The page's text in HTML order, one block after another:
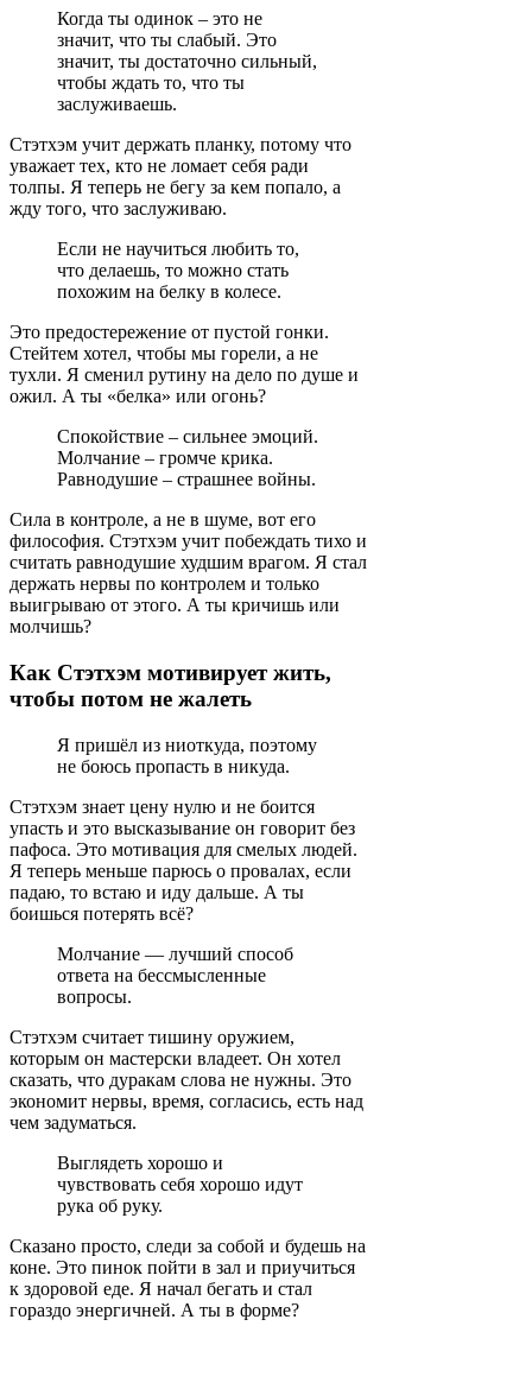
Когда ты одинок – это не
значит, что ты слабый. Это
значит, ты достаточно сильный,
чтобы ждать то, что ты
заслуживаешь.
Стэтхэм учит держать планку, потому что
уважает тех, кто не ломает себя ради
толпы. Я теперь не бегу за кем попало, а
жду того, что заслуживаю.
Если не научиться любить то,
что делаешь, то можно стать
похожим на белку в колесе.
Это предостережение от пустой гонки.
Стейтем хотел, чтобы мы горели, а не
тухли. Я сменил рутину на дело по душе и
ожил. А ты «белка» или огонь?
Спокойствие – сильнее эмоций.
Молчание – громче крика.
Равнодушие – страшнее войны.
Сила в контроле, а не в шуме, вот его
философия. Стэтхэм учит побеждать тихо и
считать равнодушие худшим врагом. Я стал
держать нервы по контролем и только
выигрываю от этого. А ты кричишь или
молчишь?
Как Стэтхэм мотивирует жить,
чтобы потом не жалеть
Я пришёл из ниоткуда, поэтому
не боюсь пропасть в никуда.
Стэтхэм знает цену нулю и не боится
упасть и это высказывание он говорит без
пафоса. Это мотивация для смелых людей.
Я теперь меньше парюсь о провалах, если
падаю, то встаю и иду дальше. А ты
боишься потерять всё?
Молчание — лучший способ
ответа на бессмысленные
вопросы.
Стэтхэм считает тишину оружием,
которым он мастерски владеет. Он хотел
сказать, что дуракам слова не нужны. Это
экономит нервы, время, согласись, есть над
чем задуматься.
Выглядеть хорошо и
чувствовать себя хорошо идут
рука об руку.
Сказано просто, следи за собой и будешь на
коне. Это пинок пойти в зал и приучиться
к здоровой еде. Я начал бегать и стал
гораздо энергичней. А ты в форме?